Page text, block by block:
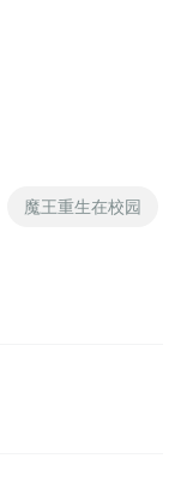
魔王重生在校园